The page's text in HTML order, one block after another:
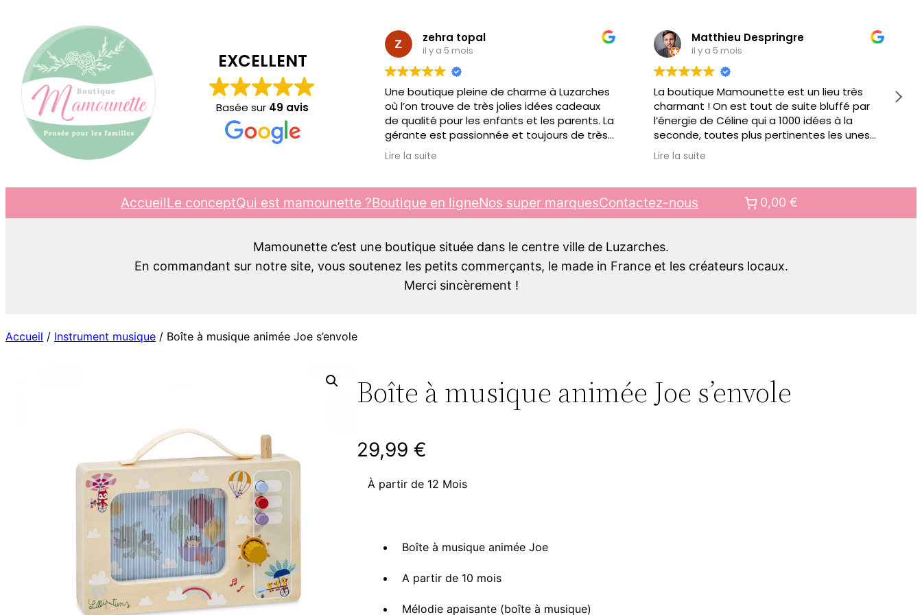
EXCELLENT
Basée sur 49 avis
zehra topal
il y a 5 mois
Une boutique pleine de charme à Luzarches
où l’on trouve de très jolies idées cadeaux
de qualité pour les enfants et les parents. La
gérante est passionnée et toujours de très
bon conseil. C’est toujours un plaisir d’y
passer, je recommande !!!
Lire la suite
Matthieu Despringre
il y a 5 mois
La boutique Mamounette est un lieu très
charmant ! On est tout de suite bluffé par
l’énergie de Céline qui a 1000 idées à la
seconde, toutes plus pertinentes les unes
que les autres pour vous conseiller.
Au delà de jouets éducatifs ou autre objets
a des ateliers organisés régulièrement.
Bref bien + qu’une boutique, c’est aussi un
lieu de rencontre.. pour mes prochains
chez Mamounette !!
Lire la suite
AccueilLe conceptQui est mamounette ?Boutique en ligneNos super marquesContactez-nous 0,00 €
Mamounette c’est une boutique située dans le centre ville de Luzarches.
En commandant sur notre site, vous soutenez les petits commerçants, le made in France et les créateurs locaux.
Merci sincèrement !
Accueil / Instrument musique / Boîte à musique animée Joe s’envole
Boîte à musique animée Joe s’envole
29,99 €
À partir de 12 Mois
Boîte à musique animée Joe
A partir de 10 mois
Mélodie apaisante (boîte à musique)